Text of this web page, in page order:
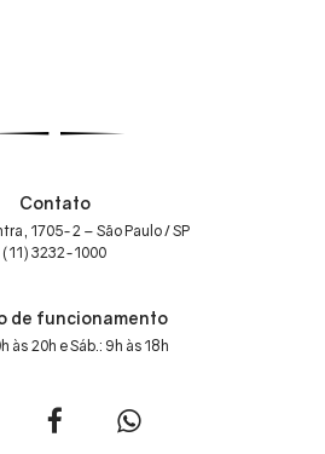
Contato
1705-2 – São Paulo / SP
(11) 3232-1000
de funcionamento
às 20h e Sáb.: 9h às 18h